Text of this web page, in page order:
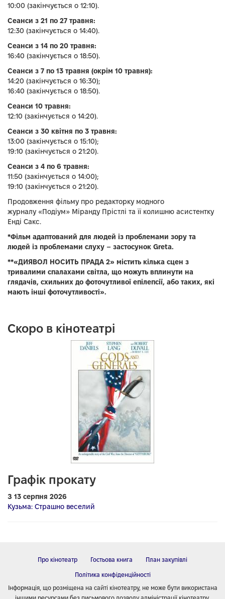
10:00 (закінчується о 12:10).
Сеанси з 21 по 27 травня:
12:30 (закінчується о 14:40).
Сеанси з 14 по 20 травня:
16:40 (закінчується о 18:50).
Сеанси з 7 по 13 травня (окрім 10 травня):
14:20 (закінчується о 16:30);
16:40 (закінчується о 18:50).
Сеанси 10 травня:
12:10 (закінчується о 14:20).
Сеанси з 30 квітня по 3 травня:
13:00 (закінчується о 15:10);
19:10 (закінчується о 21:20).
Сеанси з 4 по 6 травня:
11:50 (закінчується о 14:00);
19:10 (закінчується о 21:20).
Продовження фільму про редакторку модного
журналу «Подіум» Міранду Прістлі та її колишню асистентку
Енді Сакс.
*Фільм адаптований для людей із проблемами зору та
людей із проблемами слуху – застосунок Greta.
**«ДИЯВОЛ НОСИТЬ ПРАДА 2» містить кілька сцен з
тривалими спалахами світла, що можуть вплинути на
глядачів, схильних до фоточутливої епілепсії, або таких, які
мають інші фоточутливості».
Скоро в кінотеатрі
Графік прокату
З 13 серпня 2026
Кузьма: Страшно веселий
Про кінотеатр Гостьова книга План закупівлі
Політика конфіденційності
Інформація, що розміщена на сайті кінотеатру, не може бути використана